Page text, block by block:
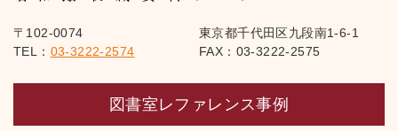
〒102-0074
東京都千代田区九段南1-6-1
TEL： 03-3222-2574 FAX：03-3222-2575
図書室レファレンス事例